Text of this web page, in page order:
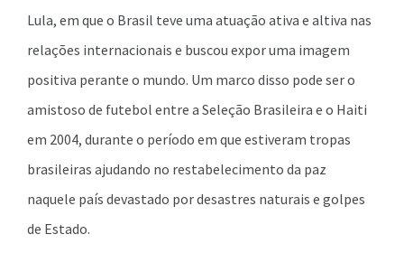
Lula, em que o Brasil teve uma atuação ativa e altiva nas
relações internacionais e buscou expor uma imagem
positiva perante o mundo. Um marco disso pode ser o
amistoso de futebol entre a Seleção Brasileira e o Haiti
em 2004, durante o período em que estiveram tropas
brasileiras ajudando no restabelecimento da paz
naquele país devastado por desastres naturais e golpes
de Estado.